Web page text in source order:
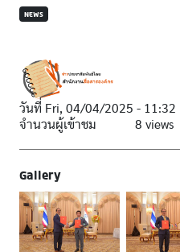
NEWS
วันที่ Fri, 04/04/2025 - 11:32
จำนวนผู้เข้าชม
8 views
Gallery